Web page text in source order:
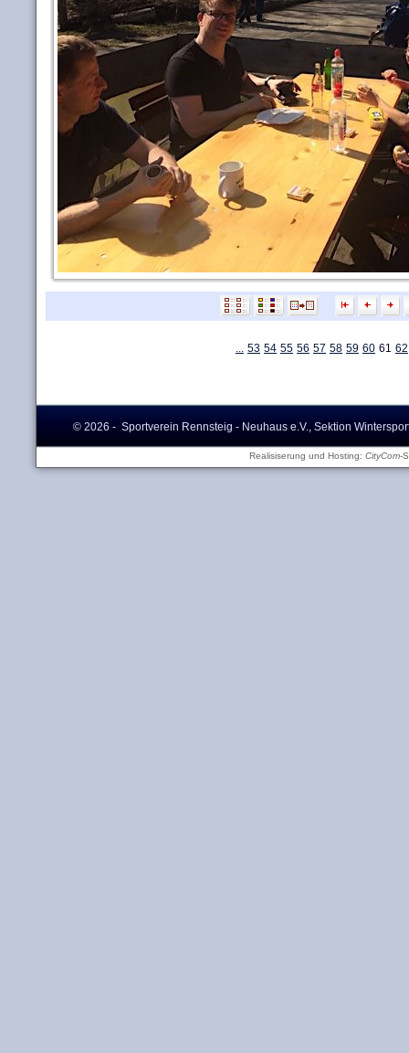
... 53 54 55 56 57 58 59 60 61 62
© 2026 - Sportverein Rennsteig - Neuhaus e.V., Sektion
Realisiserung und Hosting: CityCom-